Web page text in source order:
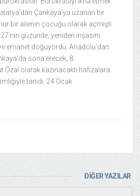
Çankaya’ya uzanan bir
bir ailenin çocuğu olarak açmıştı
güzünde, yeniden inşasını
emanet doğuyordu. Anadolu’dan
sona erecek, 8.
Özal olarak kazınacaktı hafızalara.
tanıdı. 24 Ocak
DİĞER YAZILAR